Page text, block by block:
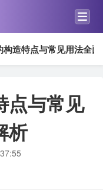
构造特点与常见用法全
点与常见
析